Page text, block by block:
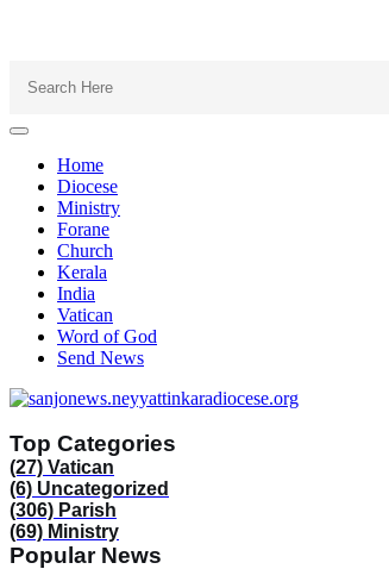
Home
Diocese
Ministry
Forane
Church
Kerala
India
Vatican
Word of God
Send News
Top Categories
(27) Vatican
(6) Uncategorized
(306) Parish
(69) Ministry
Popular News